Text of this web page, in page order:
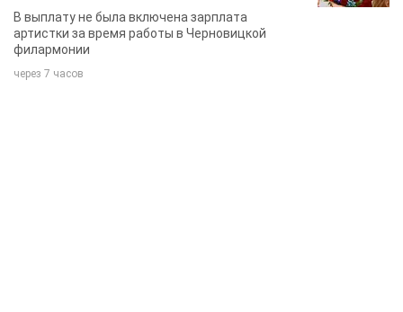
певица
В выплату не была включена зарплата
артистки за время работы в Черновицкой
филармонии
через 7 часов